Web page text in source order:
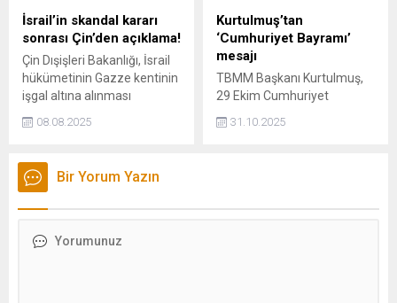
İsrail’in skandal kararı
sonrası Çin’den açıklama!
Çin Dışişleri Bakanlığı, İsrail
hükümetinin Gazze kentinin
işgal altına alınması
endişe duyduklarını bildirdi.
08.08.2025
Kurtulmuş’tan
‘Cumhuriyet Bayramı’
mesajı
TBMM Başkanı Kurtulmuş,
29 Ekim Cumhuriyet
"Cumhuriyet'in ikinci
31.10.2025
Bir Yorum Yazın